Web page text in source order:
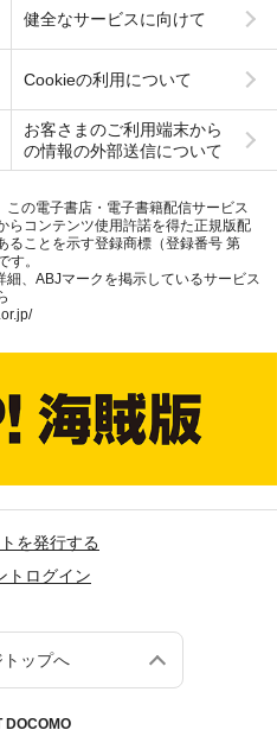
健全なサービスに向けて
Cookieの利用について
お客さまのご利用端末から
の情報の外部送信について
この電子書店・電子書籍配信サービス
らコンテンツ使用許諾を得た正規版配
ることを示す登録商標（登録番号 第
す。
細、ABJマークを掲示しているサービス
を発行する
トログイン
ップへ
DOCOMO